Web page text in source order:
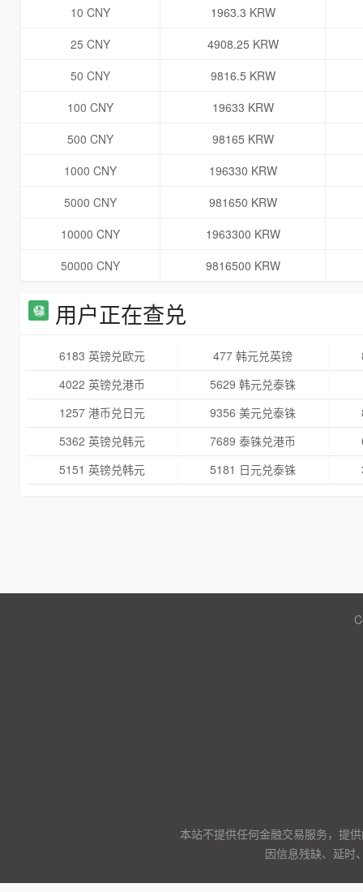
10 CNY
1963.3 KRW
25 CNY
4908.25 KRW
50 CNY
9816.5 KRW
100 CNY
19633 KRW
500 CNY
98165 KRW
1000 CNY
196330 KRW
5000 CNY
981650 KRW
10000 CNY
1963300 KRW
50000 CNY
9816500 KRW
用户正在查兑
6183 英镑兑欧元 477 韩元兑英镑
4022 英镑兑港币
5629 韩元兑泰铢
1257 港币兑日元
9356 美元兑泰铢
5362 英镑兑韩元
7689 泰铢兑港币
5151 英镑兑韩元
5181 日元兑泰铢
本站不提供任何金融交易服务，提
因信息残缺、延时